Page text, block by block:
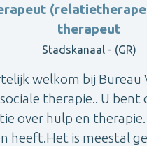
therapeut
Stadskanaal - (GR)
welkom bij Bureau
therapie.. U bent
over hulp en therapie.
heeft.Het is meestal